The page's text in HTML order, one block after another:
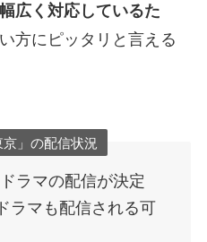
広く対応しているた
方にピッタリと言える
」の配信状況
ラマの配信が決定
ラマも配信される可